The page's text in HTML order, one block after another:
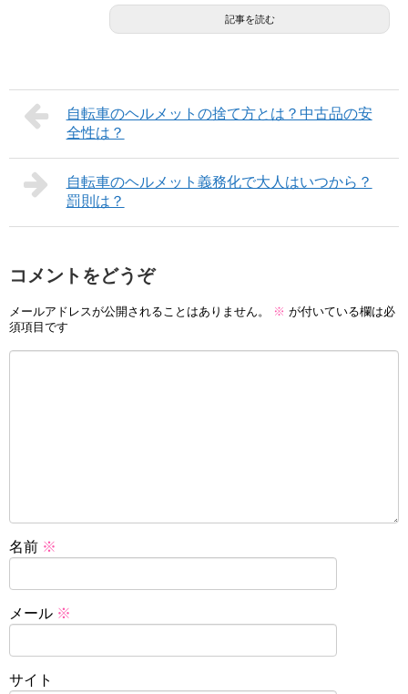
記事を読む
自転車のヘルメットの捨て方とは？中古品の安
全性は？
自転車のヘルメット義務化で大人はいつから？
罰則は？
コメントをどうぞ
メールアドレスが公開されることはありません。 ※ が付いている欄は必
須項目です
名前 ※
メール ※
サイト